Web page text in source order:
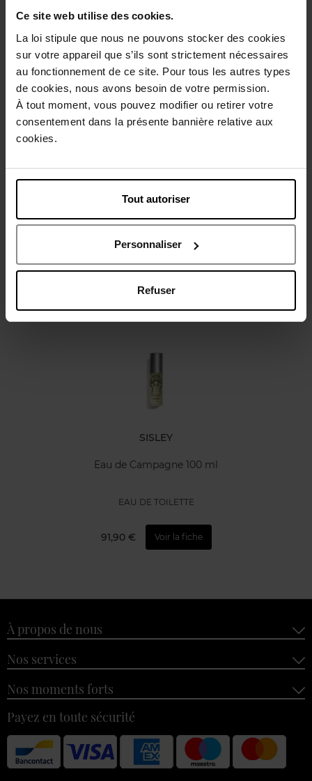
Ce site web utilise des cookies.
La loi stipule que nous ne pouvons stocker des cookies
sur votre appareil que s’ils sont strictement nécessaires
au fonctionnement de ce site. Pour tous les autres types
de cookies, nous avons besoin de votre permission.
À tout moment, vous pouvez modifier ou retirer votre
consentement dans la présente bannière relative aux
cookies.
Tout autoriser
Personnaliser
Refuser
Retour gratuit dans votre magasin
Description
Caractéristiques
Oublié quelque chose ?
SISLEY
Eau de Campagne 100 ml
EAU DE TOILETTE
91,90 € Voir la fiche
À propos de nous
Nos services
Nos moments forts
Payez en toute sécurité